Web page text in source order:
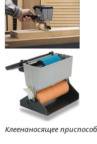
Клеенаносящее